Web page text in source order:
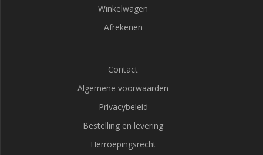
Winkelwagen
Afrekenen
Contact
Algemene voorwaarden
Privacybeleid
Bestelling en levering
Herroepingsrecht